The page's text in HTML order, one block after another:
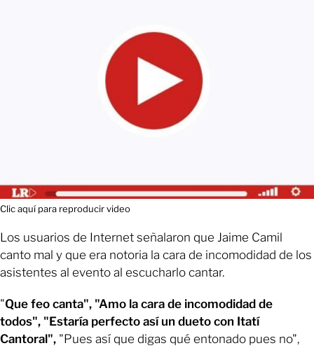
Clic aquí para reproducir video
Los usuarios de Internet señalaron que Jaime Camil
canto mal y que era notoria la cara de incomodidad de los
asistentes al evento al escucharlo cantar.
"Que feo canta", "Amo la cara de incomodidad de
todos", "Estaría perfecto así un dueto con Itatí
Cantoral", "Pues así que digas qué entonado pues no",